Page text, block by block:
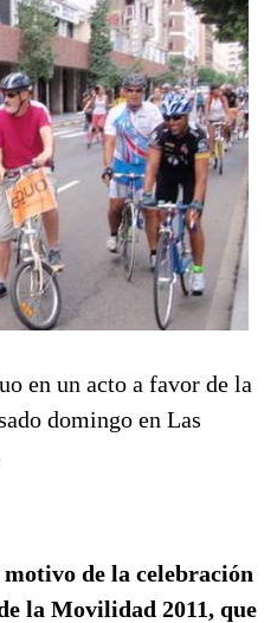
en un acto a favor de la
domingo en Las
de la celebración
la Movilidad 2011, que